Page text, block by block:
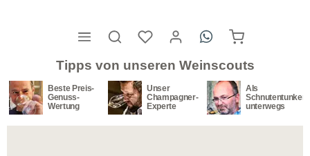
Tipps von unseren Weinscouts
Beste Preis-
Genuss-
Wertung
Unser
Champagner-
Experte
Als
Schnutentunker
unterwegs